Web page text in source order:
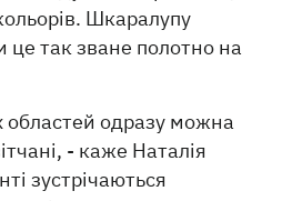
Шкаралупу
це так зване полотно на
областей одразу можна
- каже Наталія
зустрічаються